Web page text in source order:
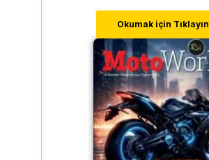
Okumak için Tıklayın